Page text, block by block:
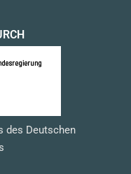
des Deutschen